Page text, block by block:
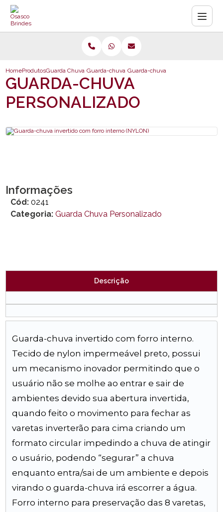
HomeProdutosGuarda Chuva PersonalizadoGuarda-chuva personalizadoGuarda-chuva invertido com forro
GUARDA-CHUVA
PERSONALIZADO
Informações
Cód: 0241
Categoria: Guarda Chuva Personalizado
Descrição
Guarda-chuva invertido com forro interno.
Tecido de nylon impermeável preto, possui
um mecanismo inovador permitindo que o
usuário não se molhe ao entrar e sair de
ambientes devido sua abertura invertida,
quando feito o movimento para fechar as
varetas inverterão para cima criando um
formato circular impedindo a chuva de atingir
o usuário, podendo “segurar” a chuva
enquanto entra/sai de um ambiente e depois
virando o guarda-chuva irá escorrer a água.
Forro interno para preservação das 8 varetas,